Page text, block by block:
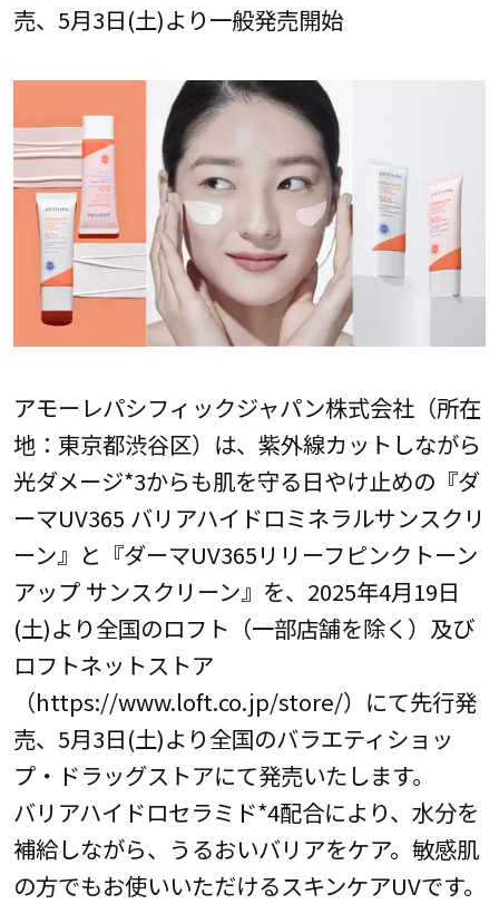
売、5月3日(土)より一般発売開始
アモーレパシフィックジャパン株式会社（所在
地：東京都渋谷区）は、紫外線カットしながら
光ダメージ*3からも肌を守る日やけ止めの『ダ
ーマUV365 バリアハイドロミネラルサンスクリ
ーン』と『ダーマUV365リリーフピンクトーン
アップ サンスクリーン』を、2025年4月19日
(土)より全国のロフト（一部店舗を除く）及び
ロフトネットストア
（https://www.loft.co.jp/store/）にて先行発
売、5月3日(土)より全国のバラエティショッ
プ・ドラッグストアにて発売いたします。
バリアハイドロセラミド*4配合により、水分を
補給しながら、うるおいバリアをケア。敏感肌
の方でもお使いいただけるスキンケアUVです。